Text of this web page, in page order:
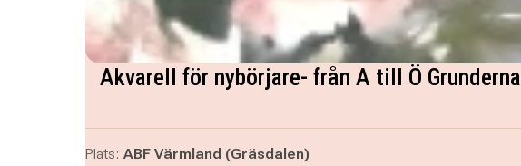
Akvarell för nybörjare- från A till Ö Grunderna
Plats: ABF Värmland (Gräsdalen)